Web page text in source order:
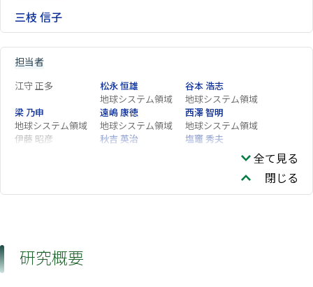
三枝 信子
担当者
江守 正多
松永 恒雄
地球システム領域
谷本 浩志
地球システム領域
梁 乃申
地球システム領域
遠嶋 康徳
地球システム領域
西澤 智明
地球システム領域
伊藤 昭彦
秋吉 英治
塩竈 秀夫
地球システム領域
猪俣 敏
中島 英彰
荒巻 能史
地球システム領域
全て見る
閉じる
研究概要